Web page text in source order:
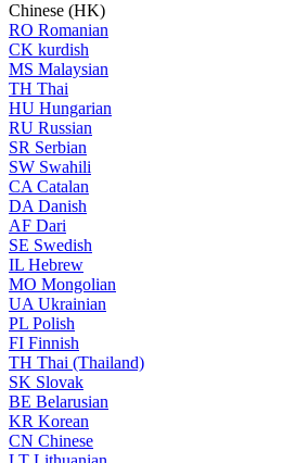
Chinese (HK)
RO Romanian
CK kurdish
MS Malaysian
TH Thai
HU Hungarian
RU Russian
SR Serbian
SW Swahili
CA Catalan
DA Danish
AF Dari
SE Swedish
IL Hebrew
MO Mongolian
UA Ukrainian
PL Polish
FI Finnish
TH Thai (Thailand)
SK Slovak
BE Belarusian
KR Korean
CN Chinese